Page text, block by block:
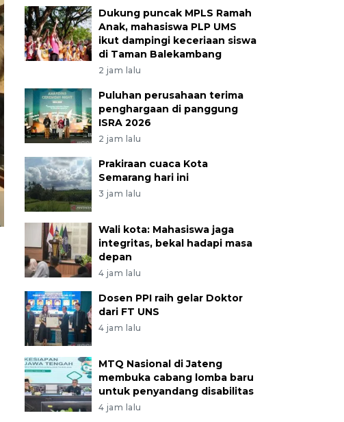
Dukung puncak MPLS Ramah
Anak, mahasiswa PLP UMS
ikut dampingi keceriaan siswa
di Taman Balekambang
2 jam lalu
Puluhan perusahaan terima
penghargaan di panggung
ISRA 2026
2 jam lalu
Prakiraan cuaca Kota
Semarang hari ini
3 jam lalu
Wali kota: Mahasiswa jaga
integritas, bekal hadapi masa
depan
4 jam lalu
Dosen PPI raih gelar Doktor
dari FT UNS
4 jam lalu
MTQ Nasional di Jateng
membuka cabang lomba baru
untuk penyandang disabilitas
4 jam lalu